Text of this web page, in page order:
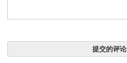
提交的评论